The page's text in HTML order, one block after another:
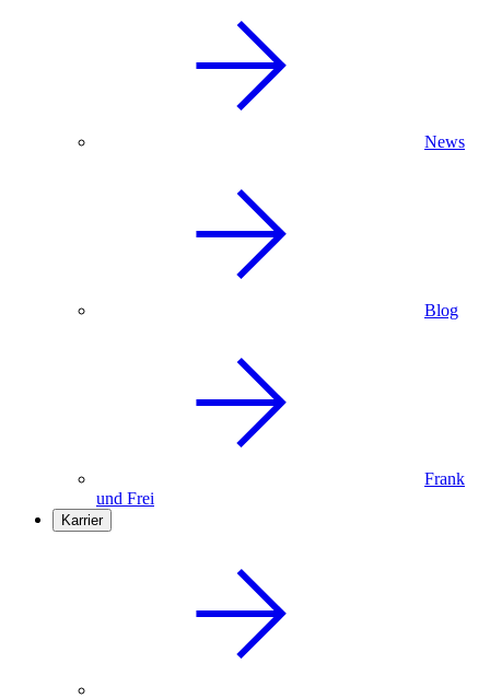
News
Blog
Frank
und Frei
Karrier